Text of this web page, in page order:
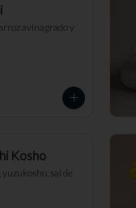
avinagrado y
Kosho
sal de